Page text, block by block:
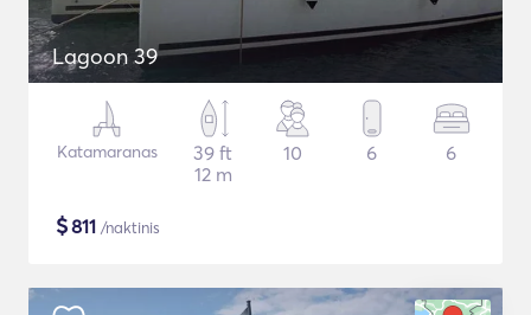
Lagoon 39
Katamaranas
39 ft
12 m
10 6 6
$811 /naktinis